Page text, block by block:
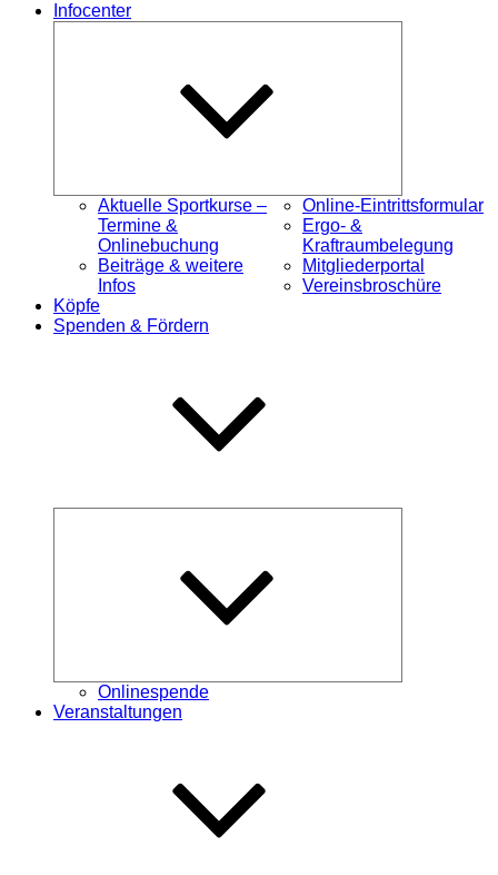
Infocenter
Aktuelle Sportkurse –
Termine &
Onlinebuchung
Beiträge & weitere
Infos
Online-Eintrittsformular
Ergo- &
Kraftraumbelegung
Mitgliederportal
Vereinsbroschüre
Köpfe
Spenden & Fördern
Onlinespende
Veranstaltungen